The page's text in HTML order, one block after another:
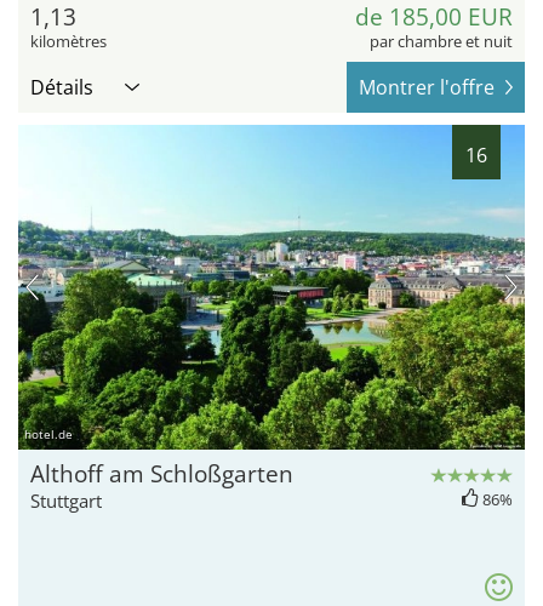
1,13
kilomètres
de 185,00 EUR
par chambre et nuit
Détails Montrer l'offre
16
hotel.de
Althoff am Schloßgarten
Stuttgart 86%